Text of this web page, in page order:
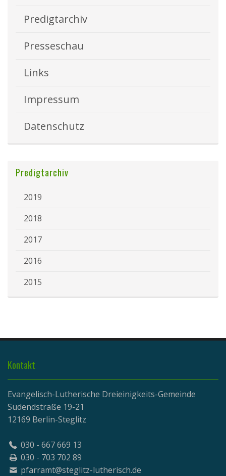
Predigtarchiv
Presseschau
Links
Impressum
Datenschutz
Predigtarchiv
2019
2018
2017
2016
2015
Kontakt
Evangelisch-Lutherische Dreieinigkeits-Gemeinde
Südendstraße 19-21
12169 Berlin-Steglitz
030 - 667 669 13
030 - 703 702 89
pfarramt@steglitz-lutherisch.de